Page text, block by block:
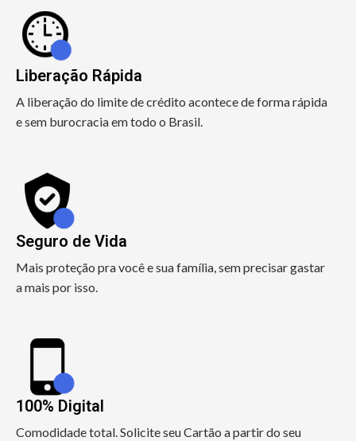
Liberação Rápida
A liberação do limite de crédito acontece de forma rápida
e sem burocracia em todo o Brasil.
Seguro de Vida
Mais proteção pra você e sua família, sem precisar gastar
a mais por isso.
100% Digital
Comodidade total. Solicite seu Cartão a partir do seu